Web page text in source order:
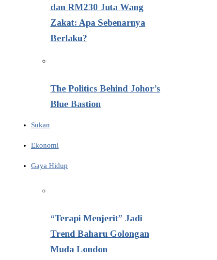
dan RM230 Juta Wang
Zakat: Apa Sebenarnya
Berlaku?
The Politics Behind Johor’s
Blue Bastion
Sukan
Ekonomi
Gaya Hidup
“Terapi Menjerit” Jadi
Trend Baharu Golongan
Muda London